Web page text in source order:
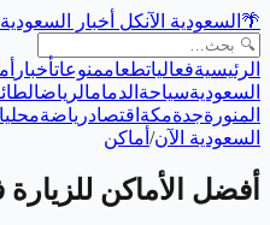
🌴 السعودية الآنكل أخبار
الرئيسيةفعالياتطعاممنوعاتأخبار
السعوديةسياحة الدمامالرياض
المنورةجدةمكة اقتصادرياضة
السعودية الآن/ أماكن
أفضل الأماكن